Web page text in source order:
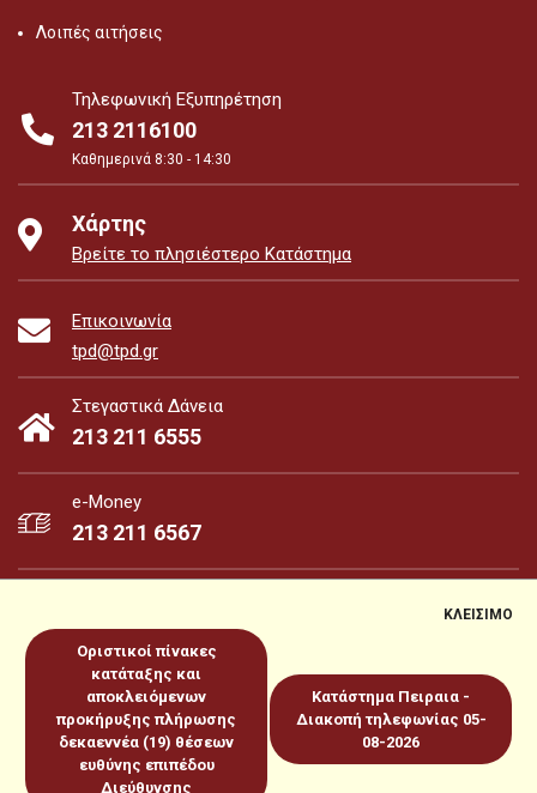
Λοιπές αιτήσεις
Τηλεφωνική Εξυπηρέτηση
213 2116100
Καθημερινά 8:30 - 14:30
Χάρτης
Βρείτε το πλησιέστερο Κατάστημα
Επικοινωνία
tpd@tpd.gr
Στεγαστικά Δάνεια
213 211 6555
e-Money
213 211 6567
e-Money
Sitemap Πολιτική για Cookies
Προστασία Προσωπικών
ΔεδομένωνΌροι χρήσεως
Copyright 2026 © www.tpd.gr
ΚΛΕΙΣΙΜΟ
Οριστικοί πίνακες
κατάταξης και
αποκλειόμενων
προκήρυξης πλήρωσης
δεκαεννέα (19) θέσεων
ευθύνης επιπέδου
Διεύθυνσης
Κατάστημα Πειραια -
Διακοπή τηλεφωνίας 05-
08-2026